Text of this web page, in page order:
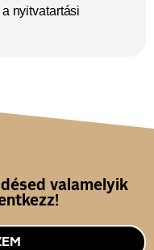
nyitvatartási
valamelyik